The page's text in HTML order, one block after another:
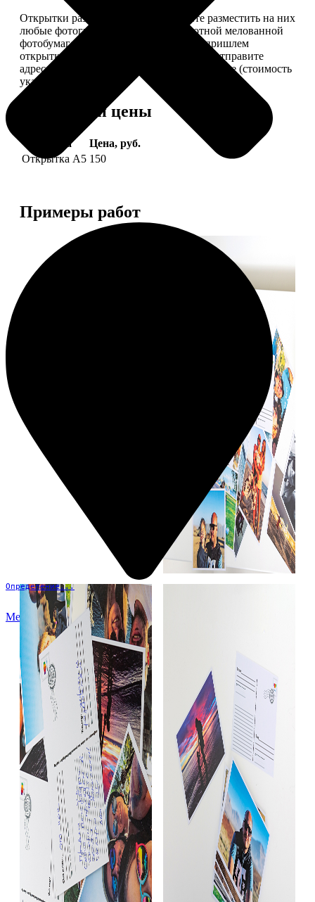
Определение...
Меню
Открытки размером 10*15, вы можете разместить на них
любые фотографии. Печатаем на плотной мелованной
фотобумаге плотностью 300 г/м2. Мы пришлем
открытки вам, вы сами их подпишете и отправите
адресату. Заказать можно 6 открыток и более (стоимость
указана за 6 штук).
Форматы и цены
Услуга
Цена, руб.
Открытка А5 150
Примеры работ